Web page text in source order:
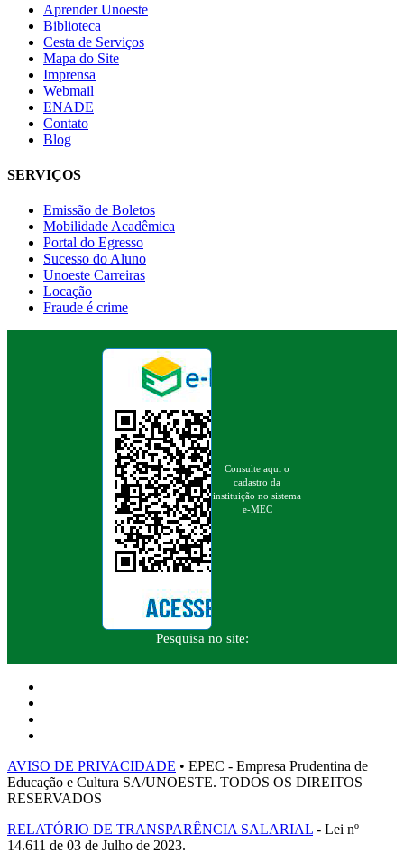
Aprender Unoeste
Biblioteca
Cesta de Serviços
Mapa do Site
Imprensa
Webmail
ENADE
Contato
Blog
SERVIÇOS
Emissão de Boletos
Mobilidade Acadêmica
Portal do Egresso
Sucesso do Aluno
Unoeste Carreiras
Locação
Fraude é crime
Consulte aqui o
cadastro da
instituição no sistema
e-MEC
Pesquisa no site:
AVISO DE PRIVACIDADE • EPEC - Empresa Prudentina de
Educação e Cultura SA/UNOESTE. TODOS OS DIREITOS
RESERVADOS
RELATÓRIO DE TRANSPARÊNCIA SALARIAL - Lei nº
14.611 de 03 de Julho de 2023.